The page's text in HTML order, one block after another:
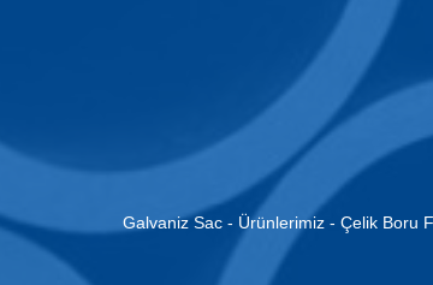
Galvaniz Sac - Ürünlerimiz - Çelik Boru